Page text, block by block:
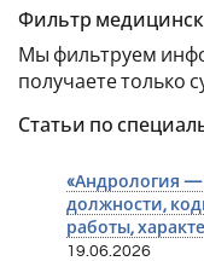
Фильтр
Мы фильтруем
получаете только
Статьи по
«Андрология —
должности,
работы,
19.06.2026